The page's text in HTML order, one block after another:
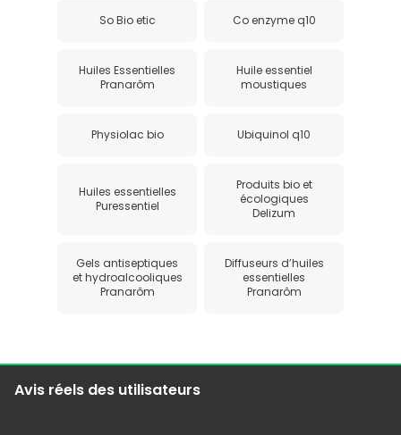
So Bio etic Co enzyme q10
Huiles Essentielles
Pranarôm
Huile essentiel
moustiques
Physiolac bio Ubiquinol q10
Huiles essentielles
Puressentiel
Produits bio et
écologiques
Delizum
Gels antiseptiques
et hydroalcooliques
Pranarôm
Diffuseurs d’huiles
essentielles
Pranarôm
Avis réels des utilisateurs